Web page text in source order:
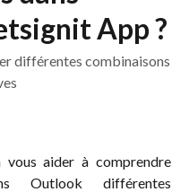
App ?
différentes combinaisons
aider à comprendre
Outlook différentes